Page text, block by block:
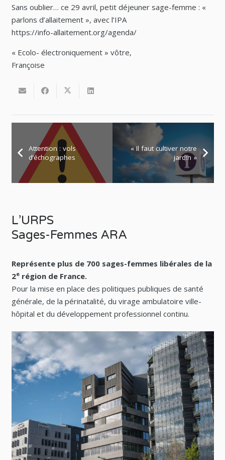
Sans oublier… ce 29 avril, petit déjeuner sage-femme : «
parlons d’allaitement », avec l’IPA
https://info-allaitement.org/agenda/
« Ecolo- électroniquement » vôtre,
Françoise
Attention : vols
d’échographes
« Il faut cultiver notre
jardin »
L’URPS
Sages-Femmes ARA
Représente plus de 700 sages-femmes libérales de la
2erégion de France.
Pour la mise en place des politiques publiques de santé
générale, de la périnatalité, du virage ambulatoire ville-
hôpital et du développement professionnel continu.